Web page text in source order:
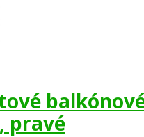
pravé